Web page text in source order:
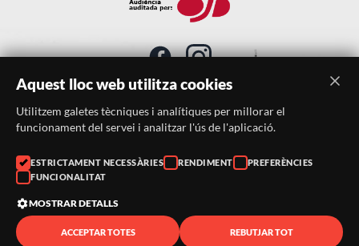
SUBSCRIU-TE AL BUTLLETÍ
Telèfon:
938046359
Correu:
© 2026 ·FestaCatalunya
— Tots els drets reservats · Web
Aquest lloc web utilitza cookies
Utilitzem galetes tècniques i analítiques per millorar el
funcionament del servei i analitzar l'ús de l'aplicació.
ESTRICTAMENT NECESSÀRIES RENDIMENT
PREFERÈNCIES
FUNCIONALITAT
MOSTRAR DETALLS
ACCEPTAR TOTES REBUTJAR TOT